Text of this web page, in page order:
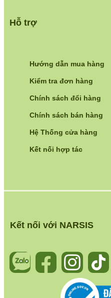
Hỗ trợ
Kết nối với NARSIS
Hướng dẫn mua hàng
Kiểm tra đơn hàng
Chính sách đổi hàng
Chính sách bán hàng
Hệ Thống cửa hàng
Kết nối hợp tác